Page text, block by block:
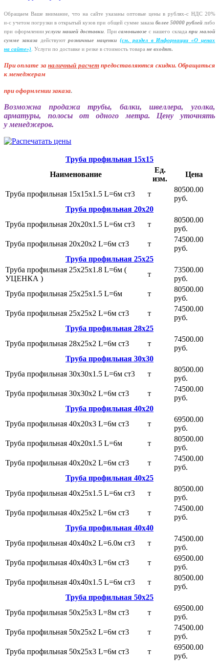
Обращаем Ваше внимание, что на сайте указаны оптовые цены в рублях-с НДС 20%
и-с учетом погрузки в открытый кузов при общей сумме заказа более 50000 рублейлибо
при оформленииуслуги нашей доставки. Присамовывозе с нашего складапри малой
сумме заказа
действуютрозничные наценки (см. раздел в Информации «О ценах
на сайте»). Услуги по доставке и резке в стоимость товара не входят.
При оплате заналичный расчет предоставляются скидки. Обращаться
к менеджерам
при оформлении заказа.
Возможна продажа трубы, балки, швеллера, уголка,
арматуры, полосы от одного метра. Цену уточнять
у менеджеров.
Наименование
Ед.
изм.
Цена
Труба профильная 15х15
Труба профильная 15х15х1.5 L=6м ст3 т
80500.00
руб.
Труба профильная 20х20
Труба профильная 20х20х1.5 L=6м ст3
т
80500.00
руб.
Труба профильная 20х20х2 L=6м ст3
т
74500.00
руб.
Труба профильная 25х25
Труба профильная 25х25х1.8 L=6м (
УЦЕНКА )
т
73500.00
руб.
Труба профильная 25х25х1.5 L=6м
т
80500.00
руб.
Труба профильная 25х25х2 L=6м ст3
т
74500.00
руб.
Труба профильная 28х25
Труба профильная 28х25х2 L=6м ст3
т
74500.00
руб.
Труба профильная 30х30
Труба профильная 30х30х1.5 L=6м ст3
т
80500.00
руб.
Труба профильная 30х30х2 L=6м ст3
т
74500.00
руб.
Труба профильная 40х20
Труба профильная 40х20х3 L=6м ст3
т
69500.00
руб.
Труба профильная 40х20х1.5 L=6м
т
80500.00
руб.
Труба профильная 40х20х2 L=6м ст3
т
74500.00
руб.
Труба профильная 40х25
Труба профильная 40х25х1.5 L=6м ст3
т
80500.00
руб.
Труба профильная 40х25х2 L=6м ст3
т
74500.00
руб.
Труба профильная 40х40
Труба профильная 40х40х2 L=6.0м ст3
т
74500.00
руб.
Труба профильная 40х40х3 L=6м ст3
т
69500.00
руб.
Труба профильная 40х40х1.5 L=6м ст3
т
80500.00
руб.
Труба профильная 50х25
Труба профильная 50х25х3 L=8м ст3
т
69500.00
руб.
Труба профильная 50х25х2 L=6м ст3
т
74500.00
руб.
Труба профильная 50х25х3 L=6м ст3
т
69500.00
руб.